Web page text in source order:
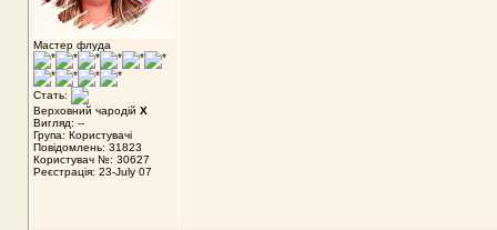
Мастер флуда
Стать:
Верховний чародій X
Вигляд: --
Група: Користувачі
Повідомлень: 31823
Користувач №: 30627
Реєстрація: 23-July 07